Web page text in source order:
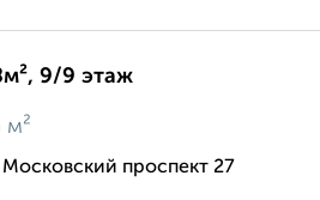
9/9 этаж
м²
проспект 27